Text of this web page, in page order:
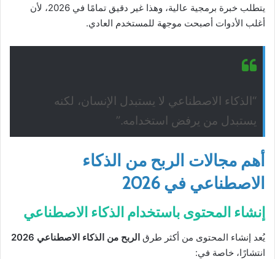
يتطلب خبرة برمجية عالية، وهذا غير دقيق تمامًا في 2026، لأن
أغلب الأدوات أصبحت موجهة للمستخدم العادي.
“الذكاء الاصطناعي لا يستبدل الإنسان، لكنه
يستبدل من يرفض استخدامه.”
أهم مجالات الربح من الذكاء
الاصطناعي في 2026
إنشاء المحتوى باستخدام الذكاء الاصطناعي
يُعد إنشاء المحتوى من أكثر طرق الربح من الذكاء الاصطناعي 2026
انتشارًا، خاصة في: